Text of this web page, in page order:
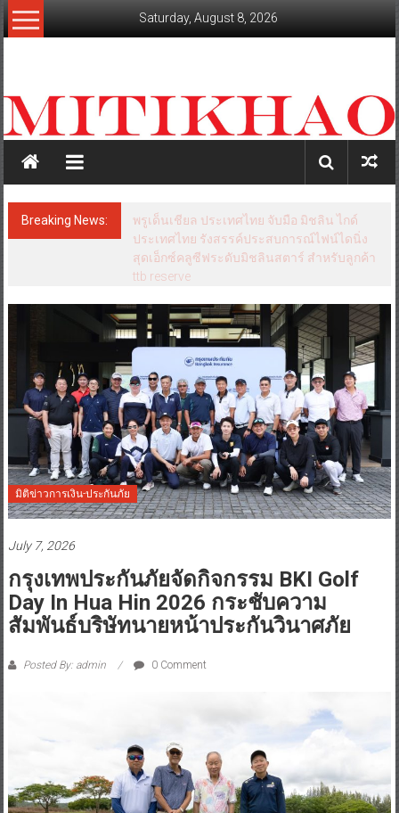
Skip
to
Saturday, August 8, 2026
สะท้อน
ลึก
เหลี่ยม
มุม
เศรษฐกิจ-
การเมือง-
Breaking News:
พรูเด็นเชียล ประเทศไทย จับมือ มิชลิน ไกด์
ประเทศไทย รังสรรค์ประสบการณ์ไฟน์ไดนิ่ง
สุดเอ็กซ์คลูซีฟระดับมิชลินสตาร์ สำหรับลูกค้า
ttb reserve
มิติข่าวการเงิน-ประกันภัย
July 7, 2026
กรุงเทพประกันภัยจัดกิจกรรม BKI Golf
Day In Hua Hin 2026 กระชับความ
สัมพันธ์บริษัทนายหน้าประกันวินาศภัย
Posted By: admin 0 Comment